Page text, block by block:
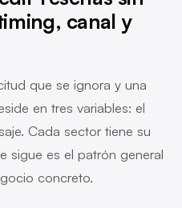
canal y
que se ignora y una
en tres variables: el
Cada sector tiene su
sigue es el patrón general
concreto.